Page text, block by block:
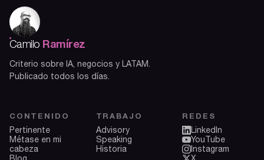
Camilo Ramírez
Criterio sobre IA, negocios y LATAM.
Publicado todos los días.
CONTENIDO
Pertinente
Métase en mi
cabeza
TRABAJO
Advisory
Speaking
Historia
REDES
LinkedIn
YouTube
Instagram